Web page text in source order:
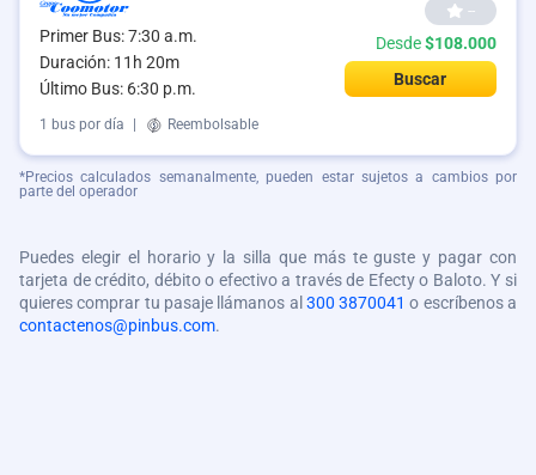
Primer Bus: 7:30 a.m.
Duración: 11h 20m
Último Bus: 6:30 p.m.
--
Desde$108.000
Buscar
1 bus por día Reembolsable
*Precios calculados semanalmente, pueden estar sujetos a cambios por
parte del operador
Puedes elegir el horario y la silla que más te guste y pagar con
tarjeta de crédito, débito o efectivo a través de Efecty o Baloto. Y si
quieres comprar tu pasaje llámanos al 300 3870041 o escríbenos a
contactenos@pinbus.com.